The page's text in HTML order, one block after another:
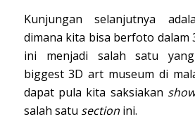
Kunjungan selanjutnya
dimana kita bisa berfoto dalam
ini menjadi salah satu
biggest 3D art museum di
dapat pula kita saksiakan
salah satu sectionini.